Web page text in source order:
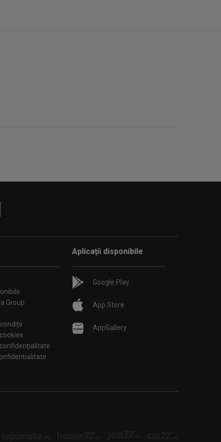
Group
de confidențialitate
Aplicații disponibile
Google Play
App Store
AppGallery